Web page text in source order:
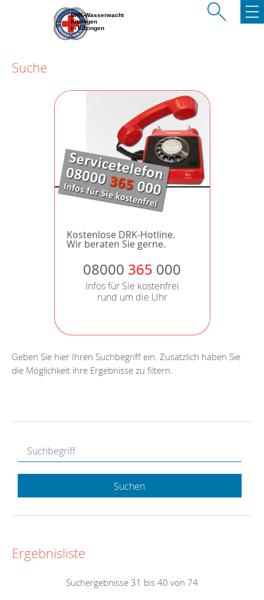
BRK-Wasserwacht
Kitzingen
in Kitzingen
Suche
Kostenlose DRK-Hotline.
Wir beraten Sie gerne.
08000 365 000
Infos für Sie kostenfrei
rund um die Uhr
Geben Sie hier Ihren Suchbegriff ein. Zusätzlich haben Sie
die Möglichkeit ihre Ergebnisse zu filtern.
Suchen
Ergebnisliste
Suchergebnisse 31 bis 40 von 74